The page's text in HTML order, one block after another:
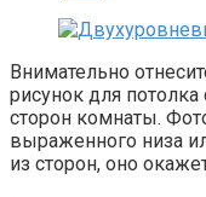
Внимательно
рисунок для
сторон комнаты.
выраженного низа
из сторон, оно